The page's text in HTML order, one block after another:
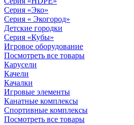
Серия «Эко»
Серия « Экогород»
Детские городки
Серия «Кубы»
Игровое оборудование
Посмотреть все товары
Карусели
Качели
Качалки
Игровые элементы
Канатные комплексы
Спортивные комплексы
Посмотреть все товары